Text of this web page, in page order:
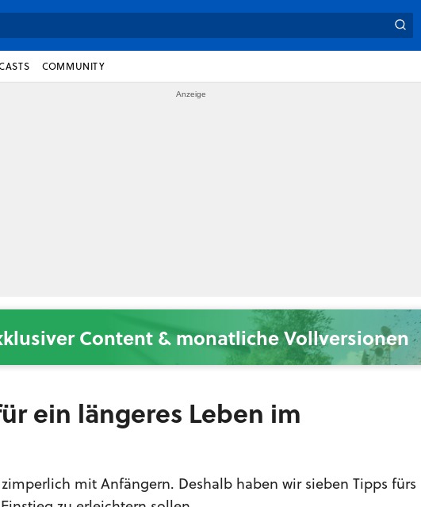
COMMUNITY
Content & monatliche Vollversionen
ein längeres Leben im
mit Anfängern. Deshalb haben wir sieben Tipps fürs